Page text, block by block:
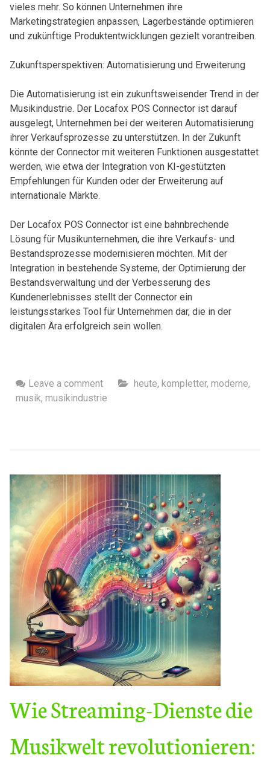
vieles mehr. So können Unternehmen ihre
Marketingstrategien anpassen, Lagerbestände optimieren
und zukünftige Produktentwicklungen gezielt vorantreiben.
Zukunftsperspektiven: Automatisierung und Erweiterung
Die Automatisierung ist ein zukunftsweisender Trend in der
Musikindustrie. Der Locafox POS Connector ist darauf
ausgelegt, Unternehmen bei der weiteren Automatisierung
ihrer Verkaufsprozesse zu unterstützen. In der Zukunft
könnte der Connector mit weiteren Funktionen ausgestattet
werden, wie etwa der Integration von KI-gestützten
Empfehlungen für Kunden oder der Erweiterung auf
internationale Märkte.
Der Locafox POS Connector ist eine bahnbrechende
Lösung für Musikunternehmen, die ihre Verkaufs- und
Bestandsprozesse modernisieren möchten. Mit der
Integration in bestehende Systeme, der Optimierung der
Bestandsverwaltung und der Verbesserung des
Kundenerlebnisses stellt der Connector ein
leistungsstarkes Tool für Unternehmen dar, die in der
digitalen Ära erfolgreich sein wollen.
Leave a comment heute, kompletter, moderne,
musik, musikindustrie
Wie Streaming-Dienste die
Musikwelt revolutionieren: